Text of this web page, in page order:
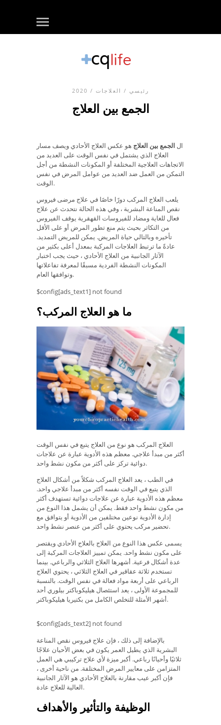
رئيسي / العلاجات / 2020
الجمع بين العلاج
ال الجمع بين العلاج هو عكس العلاج الأحادي ويصف مسار
العلاج الذي يشتمل في نفس الوقت على العديد من
الاتجاهات العلاجية المختلفة أو المكونات النشطة من أجل
التمكن من العمل ضد العديد من عوامل المرض في نفس
الوقت.
يلعب العلاج المركب دورًا خاصًا في علاج مرضى فيروس
نقص المناعة البشرية ، وفي هذه الحالة نتحدث عن علاج
فعال للغاية ومضاد للفيروسات القهقرية يوقف الفيروس
من التكاثر بحيث يتم منع تطور المرض أو على الأقل
تأخيره وبالتالي حياة المريض. يمكن للمريض التمديد.
عادةً ما ترتبط العلاجات المركبة بمعدل أعلى بكثير من
الآثار الجانبية من العلاج الأحادي ، حيث يجب اختبار
المكونات النشطة الفردية مسبقًا لمعرفة تفاعلاتها
وتوافقها العام.
$config[ads_text1] not found
ما هو العلاج المركب؟
العلاج المركب هو نوع من العلاج يتبع في نفس الوقت
أكثر من مبدأ علاجي. معظم هذه الأدوية عبارة عن علاجات
دوائية تركز على أكثر من مكون نشط واحد.
في الطب ، يعد العلاج المركب شكلاً من أشكال العلاج
الذي يتبع في الوقت نفسه أكثر من مبدأ علاجي واحد.
معظم هذه الأدوية عبارة عن علاجات دوائية تستهدف أكثر
من مكون نشط واحد فقط. يمكن أن يشمل هذا النوع من
إدارة الأدوية نوعين مختلفين من الأدوية أو يتوافق مع
تحضير مركب يحتوي على أكثر من عنصر نشط واحد.
يسمى عكس هذا النوع من العلاج بالعلاج الأحادي ويقتصر
على مكون نشط واحد. يمكن تمييز العلاجات المركبة إلى
عدة أشكال فرعية. أشهرها العلاج الثلاثي والرباعي. بينما
تستخدم ثلاثة عقاقير في العلاج الثلاثي ، يحتوي العلاج
الرباعي على أربعة مواد فعالة في نفس الوقت. بالنسبة
للمجموعة الأولى ، يعد استئصال هيليكوباكتر بيلوري أحد
أشهر الأمثلة للتخلص الكامل من بكتيريا هيليكوباكتر.
$config[ads_text2] not found
بالإضافة إلى ذلك ، فإن علاج فيروس نقص المناعة
البشرية الذي يطيل العمر يكون في بعض الأحيان علاجًا
ثلاثيًا وأحيانًا رباعي. أكبر ميزة لأي علاج تركيبي هي العمل
المتزامن على معايير المرض المختلفة. من ناحية أخرى ،
فإن أكبر عيب مقارنة بالعلاج الأحادي هو الآثار الجانبية
العالية للعلاج عادة.
الوظيفة والتأثير والأهداف